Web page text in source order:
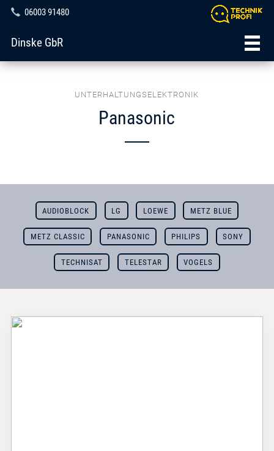
06003 91480
Dinske GbR
UNTERHALTUNGSELEKTRONIK
Panasonic
AUDIOBLOCK LG LOEWE METZ BLUE
METZ CLASSIC PANASONIC PHILIPS SONY
TECHNISAT TELESTAR VOGELS